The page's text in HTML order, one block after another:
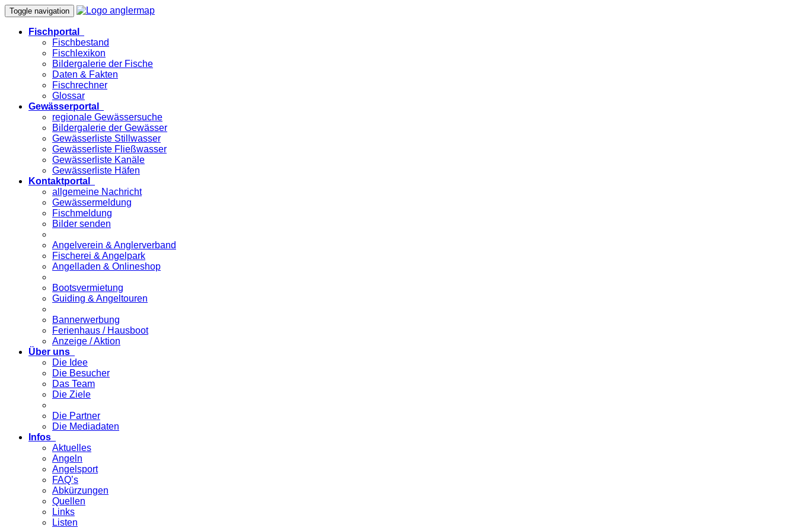
Toggle navigation
Fischportal
Fischbestand
Fischlexikon
Bildergalerie der Fische
Daten & Fakten
Fischrechner
Glossar
Gewässerportal
regionale Gewässersuche
Bildergalerie der Gewässer
Gewässerliste Stillwasser
Gewässerliste Fließwasser
Gewässerliste Kanäle
Gewässerliste Häfen
Kontaktportal
allgemeine Nachricht
Gewässermeldung
Fischmeldung
Bilder senden
Angelverein & Anglerverband
Fischerei & Angelpark
Angelladen & Onlineshop
Bootsvermietung
Guiding & Angeltouren
Bannerwerbung
Ferienhaus / Hausboot
Anzeige / Aktion
Über uns
Die Idee
Die Besucher
Das Team
Die Ziele
Die Partner
Die Mediadaten
Infos
Aktuelles
Angeln
Angelsport
FAQ’s
Abkürzungen
Quellen
Links
Listen